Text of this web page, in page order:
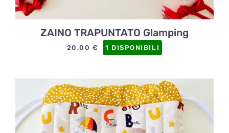
ZAINO TRAPUNTATO Glamping
20,00€ 1 DISPONIBILI